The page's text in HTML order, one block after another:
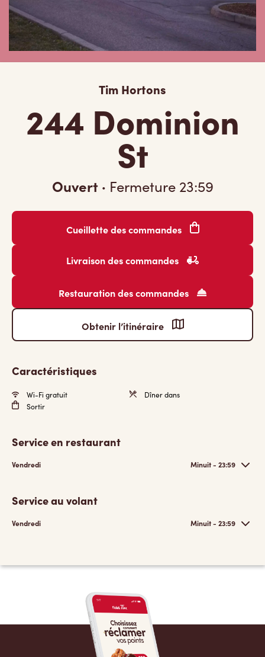
Tim Hortons
244 Dominion
St
Ouvert · Fermeture 23:59
Cueillette des commandes
Livraison des commandes
Restauration des commandes
Obtenir l’itinéraire
Caractéristiques
Wi-Fi gratuit
Dîner dans
Sortir
Service en restaurant
Vendredi Minuit - 23:59
Service au volant
Vendredi Minuit - 23:59